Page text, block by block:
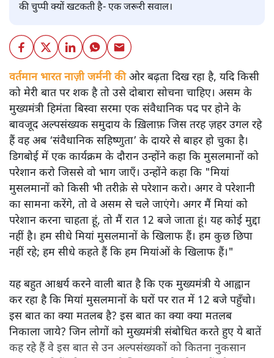
की चुप्पी क्यों खटकती है- एक जरूरी सवाल।
वर्तमान भारत नाज़ी जर्मनी कीओर बढ़ता दिख रहा है, यदि किसी
को मेरी बात पर शक है तो उसे दोबारा सोचना चाहिए। असम के
मुख्यमंत्री हिमंता बिस्वा सरमा एक संवैधानिक पद पर होने के
बावजूद अल्पसंख्यक समुदाय के ख़िलाफ़ जिस तरह ज़हर उगल रहे
हैं वह अब ‘संवैधानिक सहिष्णुता’ के दायरे से बाहर हो चुका है।
डिगबोई में एक कार्यक्रम के दौरान उन्होंने कहा कि मुसलमानों को
परेशान करो जिससे वो भाग जाएँ। उन्होंने कहा कि "मियां
मुसलमानों को किसी भी तरीक़े से परेशान करो। अगर वे परेशानी
का सामना करेंगे, तो वे असम से चले जाएंगे। अगर मैं मियां को
परेशान करना चाहता हूं, तो मैं रात 12 बजे जाता हूं। यह कोई मुद्दा
नहीं है। हम सीधे मियां मुसलमानों के खिलाफ हैं। हम कुछ छिपा
नहीं रहे; हम सीधे कहते हैं कि हम मियांओं के खिलाफ हैं।"
यह बहुत आश्चर्य करने वाली बात है कि एक मुख्यमंत्री ये आह्वान
कर रहा है कि मियांं मुसलमानों के घरों पर रात में 12 बजे पहुँचो।
इस बात का क्या मतलब है? इस बात का क्या क्या मतलब
निकाला जाये? जिन लोगों को मुख्यमंत्री संबोधित करते हुए ये बातें
कह रहे हैं वे इस बात से उन अल्पसंख्यकों को कितना नुकसान